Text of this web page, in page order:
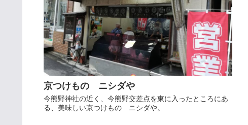
京つけもの ニシダや
今熊野神社の近く、今熊野交差点を東に入ったところにあ
る、美味しい京つけもの ニシダや。